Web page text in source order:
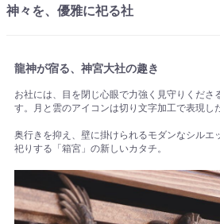
神々を、優雅に祀る社
龍神が宿る、神宮大社の趣き
お社には、目を閉じ心眼で力強く見守りくださ
す。月と雲のアイコンは切り文字加工で表現し
奥行きを抑え、壁に掛けられるモダンなシルエ
祀りする「箱宮」の新しいカタチ。